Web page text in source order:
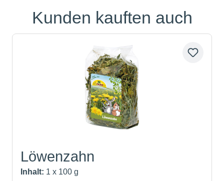
Produktgalerie überspringen
Kunden kauften auch
Löwenzahn
Inhalt: 1 x 100 g